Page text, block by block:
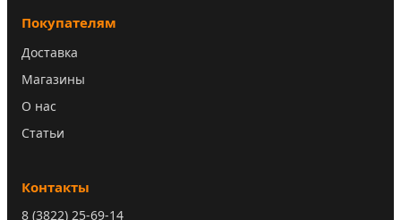
Покупателям
Доставка
Магазины
О нас
Статьи
Контакты
8 (3822) 25-69-14